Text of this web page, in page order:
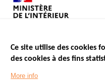
Menu
Footer
LES SITES PUBLICS
Ce site utilise des cookies
des cookies à des fins
More info